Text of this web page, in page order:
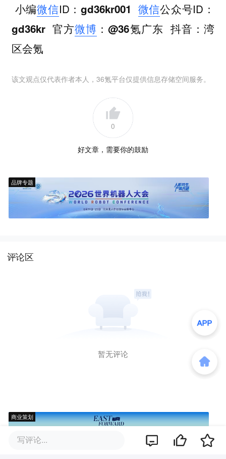
小编微信ID ：gd36kr001 微信公众号ID ：
gd36kr 官方微博 ：@36氪广东 抖音 ：湾
区会氪
该文观点仅代表作者本人，36氪平台仅提供信息存储空间服务。
0
好文章，需要你的鼓励
品牌专题
评论区
暂无评论
商业策划
写评论...